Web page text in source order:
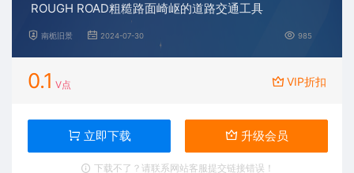
ROUGH ROAD粗糙路面崎岖的道路交通工具
南栀旧景 2024-07-30 985
0.1 V点 VIP折扣
立即下载 升级会员
下载不了？请联系网站客服提交链接错误！